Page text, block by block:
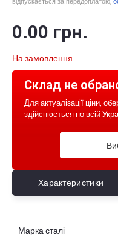
0.00 грн.
На замовлення
Склад не
Для актуалізації ціни,
здійснюється по всій
Характеристики
Марка сталі